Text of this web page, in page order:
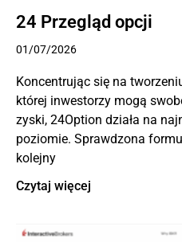
24 Przegląd opcji
01/07/2026
Koncentrując się na
której inwestorzy mogą
zyski, 24Option działa na
poziomie. Sprawdzona
kolejny
Czytaj więcej